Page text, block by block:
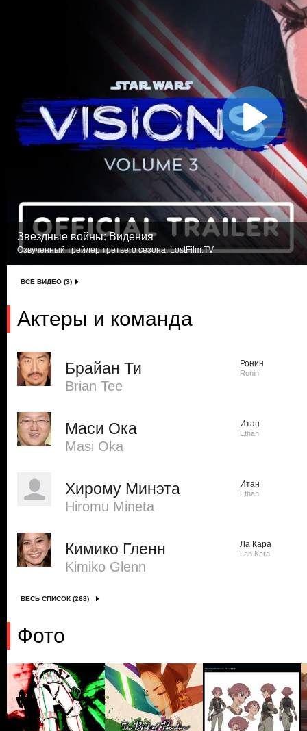
Звездные войны: Видения
Озвученный трейлер третьего сезона. LostFilm.TV
ВСЕ ВИДЕО (3)
Актеры и команда
Брайан Ти
Brian Tee
Ронин
Ronin
Маси Ока
Masi Oka
Итан
Ethan
Хирому Минэта
Hiromu Mineta
Итан
Ethan
Кимико Гленн
Kimiko Glenn
Ла Кара
Lah Kara
ВЕСЬ СПИСОК (268)
Фото